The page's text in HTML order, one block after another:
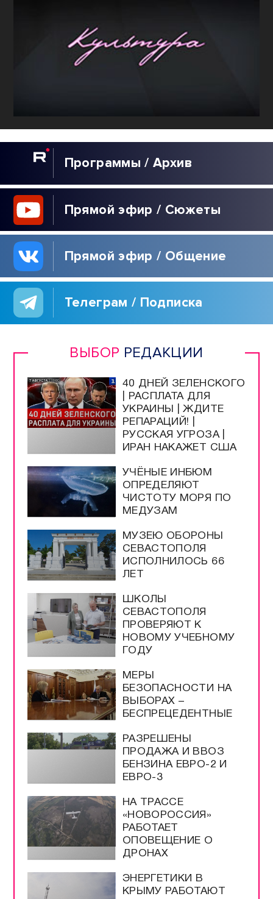
Программы / Архив
Прямой эфир / Сюжеты
Прямой эфир / Общение
Телеграм / Подписка
ВЫБОР РЕДАКЦИИ
40 ДНЕЙ ЗЕЛЕНСКОГО
| РАСПЛАТА ДЛЯ
УКРАИНЫ | ЖДИТЕ
РЕПАРАЦИЙ! |
РУССКАЯ УГРОЗА |
ИРАН НАКАЖЕТ США
УЧЁНЫЕ ИНБЮМ
ОПРЕДЕЛЯЮТ
ЧИСТОТУ МОРЯ ПО
МЕДУЗАМ
МУЗЕЮ ОБОРОНЫ
СЕВАСТОПОЛЯ
ИСПОЛНИЛОСЬ 66
ЛЕТ
ШКОЛЫ
СЕВАСТОПОЛЯ
ПРОВЕРЯЮТ К
НОВОМУ УЧЕБНОМУ
ГОДУ
МЕРЫ
БЕЗОПАСНОСТИ НА
ВЫБОРАХ –
БЕСПРЕЦЕДЕНТНЫЕ
РАЗРЕШЕНЫ
ПРОДАЖА И ВВОЗ
БЕНЗИНА ЕВРО-2 И
ЕВРО-3
НА ТРАССЕ
«НОВОРОССИЯ»
РАБОТАЕТ
ОПОВЕЩЕНИЕ О
ДРОНАХ
ЭНЕРГЕТИКИ В
КРЫМУ РАБОТАЮТ